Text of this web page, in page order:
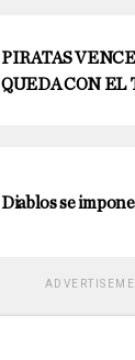
PIRATAS
QUEDA CON EL
Diablos se